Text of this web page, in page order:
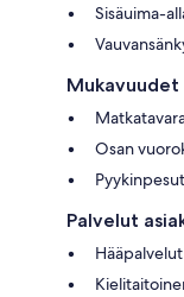
Sisäuima-
Mukavuudet
Osan
Palvelut
Hääpalvelut